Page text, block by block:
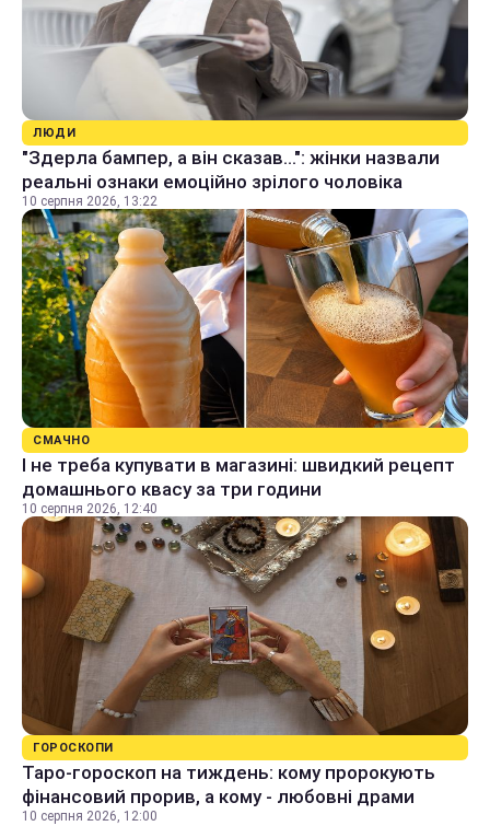
ЛЮДИ
"Здерла бампер, а він сказав...": жінки назвали
реальні ознаки емоційно зрілого чоловіка
10 серпня 2026, 13:22
СМАЧНО
І не треба купувати в магазині: швидкий рецепт
домашнього квасу за три години
10 серпня 2026, 12:40
ГОРОСКОПИ
Таро-гороскоп на тиждень: кому пророкують
фінансовий прорив, а кому - любовні драми
10 серпня 2026, 12:00